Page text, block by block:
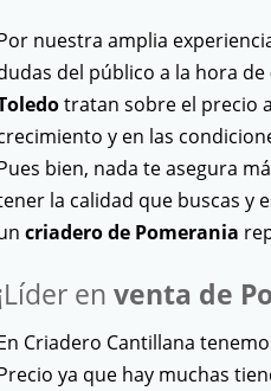
nuestra amplia
del público a la hora de
tratan sobre el precio
y en las
bien, nada te asegura
la calidad que buscas y
criadero de Pomerania
en venta de
Criadero Cantillana
ya que hay muchas